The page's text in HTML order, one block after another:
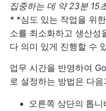
집중하는 데 약 23분 15
* *심도 있는 작업을 위
소를 최소화하고 생산성
다 의미 있게 진행할 수
업무 시간을 반영하여
로 설정하는 방법은 다
오른쪽 상단의 톱